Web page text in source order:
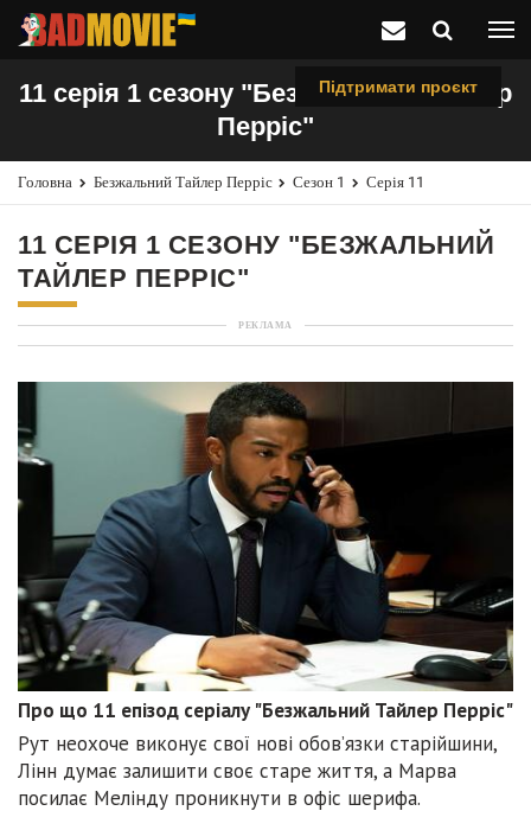
Підтримати проєкт
11 серія 1 сезону "Безжальний Тайлер
Перріс"
Головна Безжальний Тайлер Перріс Сезон 1 Серія 11
11 СЕРІЯ 1 СЕЗОНУ "БЕЗЖАЛЬНИЙ
ТАЙЛЕР ПЕРРІС"
РЕКЛАМА
Про що 11 епізод серіалу "Безжальний Тайлер Перріс"
Рут неохоче виконує свої нові обов’язки старійшини,
Лінн думає залишити своє старе життя, а Марва
посилає Мелінду проникнути в офіс шерифа.